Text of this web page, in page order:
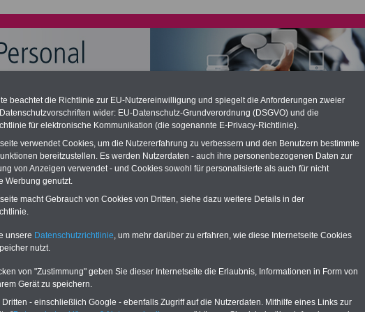
für Telekombeamte (auch im Ruhestand); geringe
hat die Berliner Landesbesoldung für verfassungs-
(Berlin muss bisMärz 2027 eine Neuregelung der Besoldung
Auch beim Bund (Beamte & Ruhestandsbeamte) gibt es teilweise
(Medienberichten zufolge liegt diese für
der Telekom - zwischenmind. 3.000 und 13.000 Euro
, Der INFO-
gibt hierzu eine Broschüre heraus, die unmittelbar nach dem Beschluss
der Bundesregierung vorgelegt wird (im 2. Quartal.2026
beachtet die Richtlinie zur EU-Nutzereinwilligung und spiegelt die Anforderungen zweier
wider: EU-Datenschutz-Grundverordnung (DSGVO) und die
für elektronische Kommunikation (die sogenannte E-Privacy-Richtlinie).
verwendet Cookies, um die Nutzererfahrung zu verbessern und den Benutzern bestimmte
bereitzustellen. Es werden Nutzerdaten - auch ihre personenbezogenen Daten zur
von Anzeigen verwendet - und Cookies sowohl für personalisierte als auch für nicht
Werbung genutzt.
macht Gebrauch von Cookies von Dritten, siehe dazu weitere Details in der
unsere Datenschutzrichtlinie, um mehr darüber zu erfahren, wie diese Internetseite Cookies
nutzt.
von "Zustimmung" geben Sie dieser Internetseite die Erlaubnis, Informationen in Form von
Gerät zu speichern.
- einschließlich Google - ebenfalls Zugriff auf die Nutzerdaten. Mithilfe eines Links zur